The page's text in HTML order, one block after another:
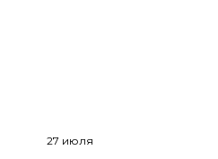
27 июля